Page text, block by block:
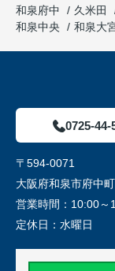
和泉府中
久米田
和泉中央
和泉大
0725-44-
〒594-0071
大阪府和泉市府中
営業時間： 10:00～
定休日： 水曜日